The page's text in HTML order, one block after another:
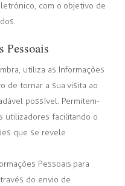
com o objetivo de
Pessoais
utiliza as Informações
de tornar a sua visita ao
possível. Permitem-
utilizadores facilitando o
que se revele
Pessoais para
do envio de